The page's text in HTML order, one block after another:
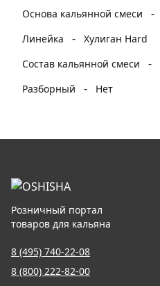
Основа кальянной смеси
-
Линейка
- Хулиган Hard
Состав кальянной смеси
-
Разборный
- Нет
Розничный портал
товаров для кальяна
8 (495) 740-22-08
8 (800) 222-82-00